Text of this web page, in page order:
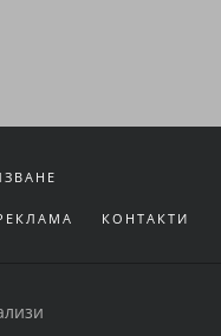
КОНТАКТИ